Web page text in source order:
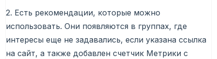
2. Есть рекомендации, которые можно
использовать. Они появляются в группах, где
интересы еще не задавались, если указана ссылка
на сайт, а также добавлен счетчик Метрики с